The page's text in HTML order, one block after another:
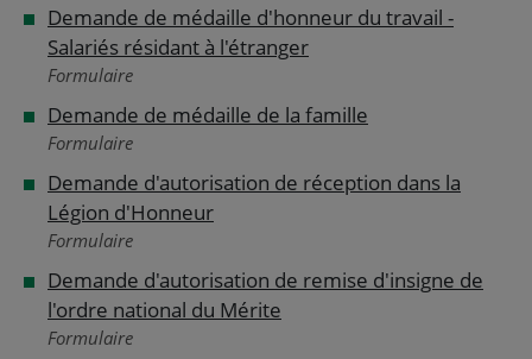
Demande de médaille d'honneur du travail -
Salariés résidant à l'étranger
Formulaire
Demande de médaille de la famille
Formulaire
Demande d'autorisation de réception dans la
Légion d'Honneur
Formulaire
Demande d'autorisation de remise d'insigne de
l'ordre national du Mérite
Formulaire